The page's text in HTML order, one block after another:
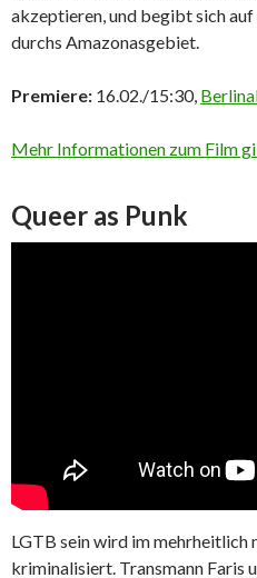
akzeptieren, und begibt sich
durchs Amazonasgebiet.
Premiere: 16.02./15:30,
Mehr Informationen zum Film
Queer as Punk
LGTB sein wird im mehrheitlich
kriminalisiert. Transmann Faris